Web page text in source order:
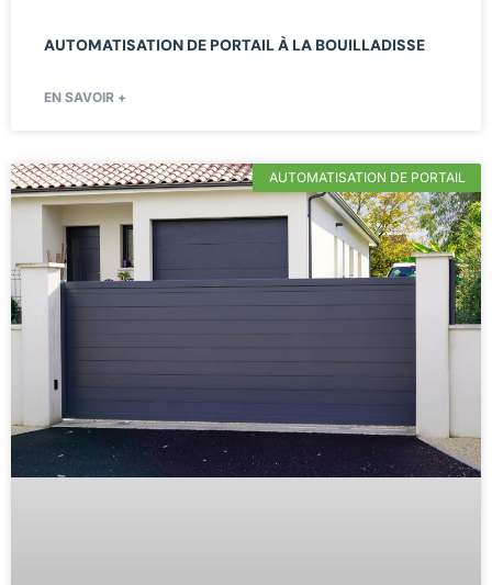
AUTOMATISATION DE PORTAIL À LA BOUILLADISSE
EN SAVOIR +
AUTOMATISATION DE PORTAIL